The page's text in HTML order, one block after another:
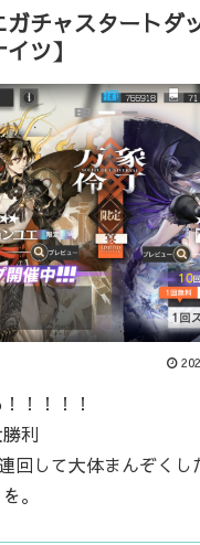
ガチャスタートダ
ツ】
！！！！
利
回して大体まんぞくし
。